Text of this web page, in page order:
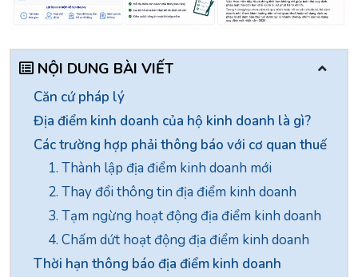
NỘI DUNG BÀI VIẾT
Căn cứ pháp lý
Địa điểm kinh doanh của hộ kinh doanh là gì?
Các trường hợp phải thông báo với cơ quan thuế
1. Thành lập địa điểm kinh doanh mới
2. Thay đổi thông tin địa điểm kinh doanh
3. Tạm ngừng hoạt động địa điểm kinh doanh
4. Chấm dứt hoạt động địa điểm kinh doanh
Thời hạn thông báo địa điểm kinh doanh